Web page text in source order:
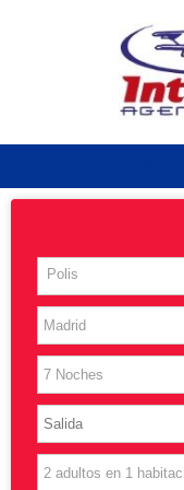
Costas
Vuelos
Islas
Caribe
Grandes Viajes
Polis